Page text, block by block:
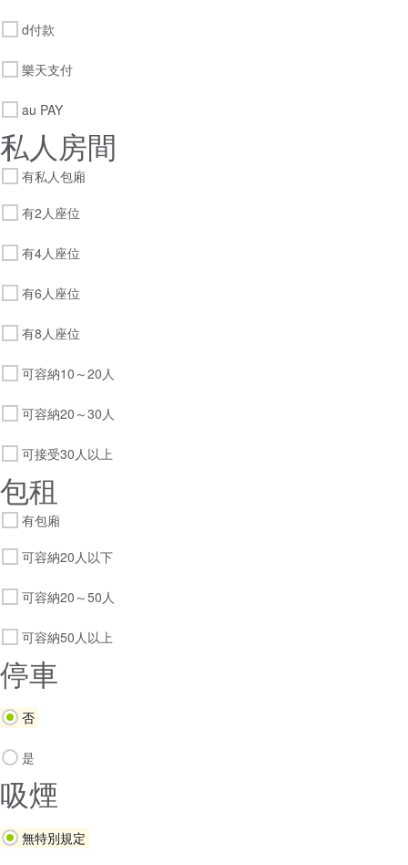
d付款
樂天支付
au PAY
私人房間
有私人包廂
有2人座位
有4人座位
有6人座位
有8人座位
可容納10～20人
可容納20～30人
可接受30人以上
包租
有包廂
可容納20人以下
可容納20～50人
可容納50人以上
停車
否
是
吸煙
無特別規定